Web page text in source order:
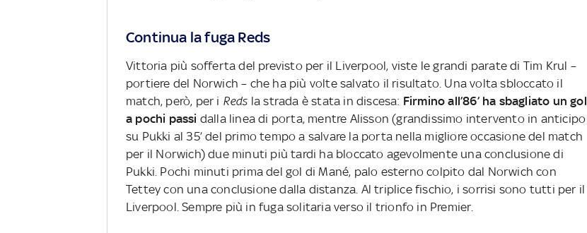
Continua la fuga Reds
Vittoria più sofferta del previsto per il Liverpool, viste le grandi parate di Tim Krul –
portiere del Norwich – che ha più volte salvato il risultato. Una volta sbloccato il
match, però, per i Reds la strada è stata in discesa: Firmino all’86’ ha sbagliato un gol
a pochi passi dalla linea di porta, mentre Alisson (grandissimo intervento in anticipo
su Pukki al 35’ del primo tempo a salvare la porta nella migliore occasione del match
per il Norwich) due minuti più tardi ha bloccato agevolmente una conclusione di
Pukki. Pochi minuti prima del gol di Mané, palo esterno colpito dal Norwich con
Tettey con una conclusione dalla distanza. Al triplice fischio, i sorrisi sono tutti per il
Liverpool. Sempre più in fuga solitaria verso il trionfo in Premier.